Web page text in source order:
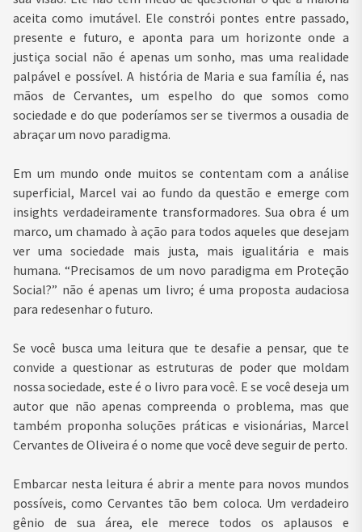
aceita como imutável. Ele constrói pontes entre passado,
presente e futuro, e aponta para um horizonte onde a
justiça social não é apenas um sonho, mas uma realidade
palpável e possível. A história de Maria e sua família é, nas
mãos de Cervantes, um espelho do que somos como
sociedade e do que poderíamos ser se tivermos a ousadia de
abraçar um novo paradigma.
Em um mundo onde muitos se contentam com a análise
superficial, Marcel vai ao fundo da questão e emerge com
insights verdadeiramente transformadores. Sua obra é um
marco, um chamado à ação para todos aqueles que desejam
ver uma sociedade mais justa, mais igualitária e mais
humana. “Precisamos de um novo paradigma em Proteção
Social?” não é apenas um livro; é uma proposta audaciosa
para redesenhar o futuro.
Se você busca uma leitura que te desafie a pensar, que te
convide a questionar as estruturas de poder que moldam
nossa sociedade, este é o livro para você. E se você deseja um
autor que não apenas compreenda o problema, mas que
também proponha soluções práticas e visionárias, Marcel
Cervantes de Oliveira é o nome que você deve seguir de perto.
Embarcar nesta leitura é abrir a mente para novos mundos
possíveis, como Cervantes tão bem coloca. Um verdadeiro
gênio de sua área, ele merece todos os aplausos e